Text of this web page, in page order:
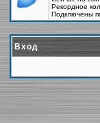
Рекордное
Подключены
Вход